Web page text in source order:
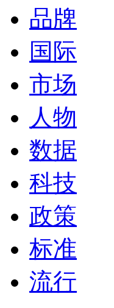
品牌
国际
市场
人物
数据
科技
政策
标准
流行